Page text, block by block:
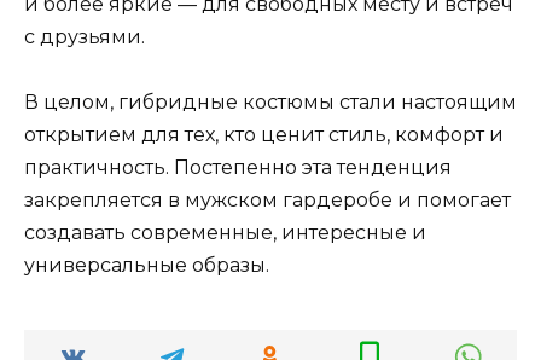
с друзьями.
В целом, гибридные костюмы стали настоящим
открытием для тех, кто ценит стиль, комфорт и
практичность. Постепенно эта тенденция
закрепляется в мужском гардеробе и помогает
создавать современные, интересные и
универсальные образы.